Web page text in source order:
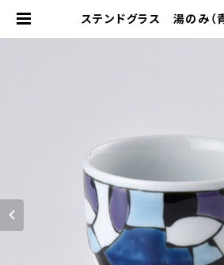
ステンドグラス 湯のみ（